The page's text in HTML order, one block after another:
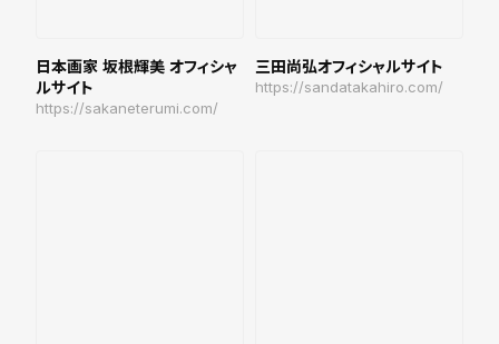
日本画家 坂根輝美 オフィシャ
ルサイト
https://sakaneterumi.com/
三田尚弘オフィシャルサイト
https://sandatakahiro.com/